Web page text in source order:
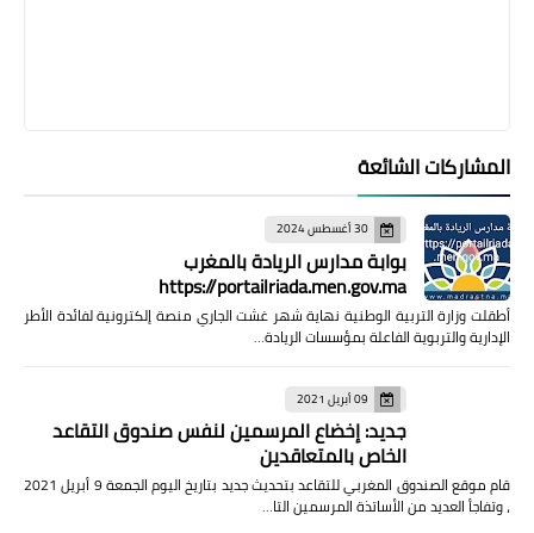
المشاركات الشائعة
30 أغسطس 2024
بوابة مدارس الريادة بالمغرب
https://portailriada.men.gov.ma
أطقلت وزارة التربية الوطنية نهاية شهر غشت الجاري منصة إلكترونية لفائدة الأطر
الإدارية والتربوية الفاعلة بمؤسسات الريادة…
09 أبريل 2021
جديد: إخضاع المرسمين لنفس صندوق التقاعد
الخاص بالمتعاقدين
قام موقع الصندوق المغربي للتقاعد بتحديث جديد بتاريخ اليوم الجمعة 9 أبريل 2021
، وتفاجأ العديد من الأساتذة المرسمين التا…